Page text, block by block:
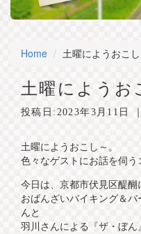
Home 土曜にようおこ
土曜によう
投稿日: 2023年3月11日
土曜にようおこし～。
色々なゲストにお話を伺う
今日は、京都市伏見区醍醐
おばんざいバイキング＆
んと
羽川さんによる『ザ・ぼん